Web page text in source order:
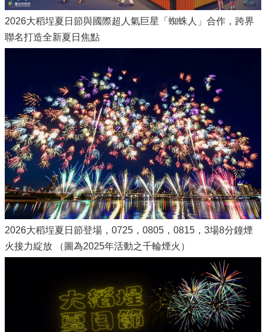
2026大稻埕夏日節與國際超人氣巨星「蜘蛛人」合作，跨界
聯名打造全新夏日焦點
2026大稻埕夏日節登場，0725，0805，0815，3場8分鐘煙
火接力綻放 （圖為2025年活動之千輪煙火）